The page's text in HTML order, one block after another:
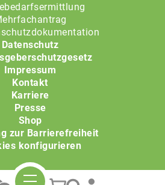
Datenschutz
Impressum
Kontakt
Karriere
Presse
Shop
zur Barrierefreiheit
konfigurieren